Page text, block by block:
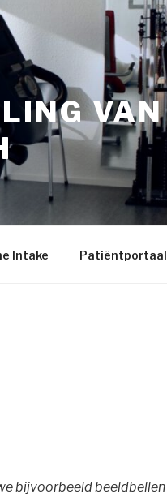
VAN
Intake Patiëntportaal
bijvoorbeeld beeldbellen